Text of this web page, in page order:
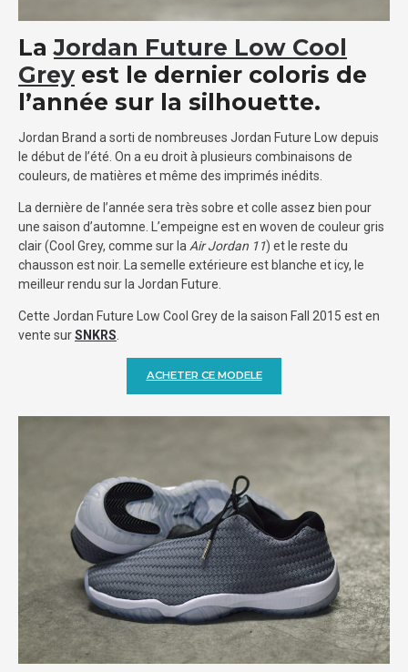
LaJordan Future Low Cool
Grey est le dernier coloris de
l’année sur la silhouette.
Jordan Brand a sorti de nombreuses Jordan Future Low depuis
le début de l’été. On a eu droit à plusieurs combinaisons de
couleurs, de matières et même des imprimés inédits.
La dernière de l’année sera très sobre et colle assez bien pour
une saison d’automne. L’empeigne est en woven de couleur gris
clair (Cool Grey, comme sur la Air Jordan 11) et le reste du
chausson est noir. La semelle extérieure est blanche et icy, le
meilleur rendu sur la Jordan Future.
Cette Jordan Future Low Cool Grey de la saison Fall 2015 est en
vente surSNKRS
ACHETER CE MODELE